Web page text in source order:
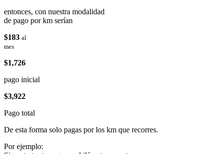
entonces, con nuestra modalidad
de pago por km serían
$183 al
mes
$1,726
pago inicial
$3,922
Pago total
De esta forma solo pagas por los km que recorres.
Por ejemplo: